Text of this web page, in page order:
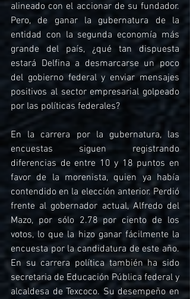
alineado con el accionar de su fundador.
Pero, de ganar la gubernatura de la
entidad con la segunda economía más
grande del país, ¿qué tan dispuesta
estará Delfina a desmarcarse un poco
del gobierno federal y enviar mensajes
positivos al sector empresarial golpeado
por las políticas federales?
En la carrera por la gubernatura, las
encuestas siguen registrando
diferencias de entre 10 y 18 puntos en
favor de la morenista, quien ya había
contendido en la elección anterior. Perdió
frente al gobernador actual, Alfredo del
Mazo, por sólo 2.78 por ciento de los
votos, lo que la hizo ganar fácilmente la
encuesta por la candidatura de este año.
En su carrera política también ha sido
secretaria de Educación Pública federal y
alcaldesa de Texcoco. Su desempeño en